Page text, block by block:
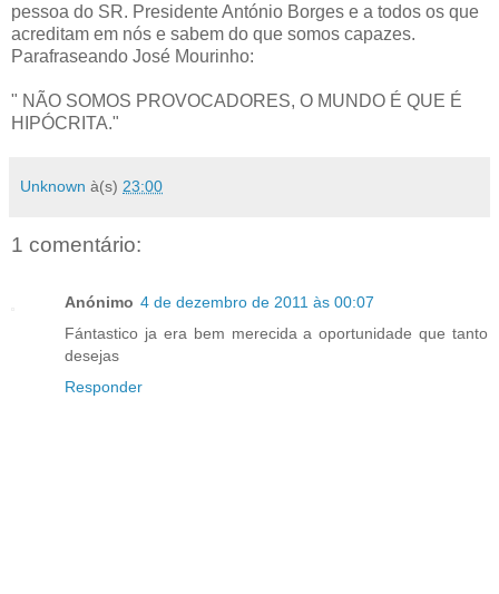
pessoa do SR. Presidente António Borges e a todos os que
acreditam em nós e sabem do que somos capazes.
Parafraseando José Mourinho:
" NÃO SOMOS PROVOCADORES, O MUNDO É QUE É
HIPÓCRITA."
Unknown à(s) 23:00
1 comentário:
Anónimo 4 de dezembro de 2011 às 00:07
Fántastico ja era bem merecida a oportunidade que tanto
desejas
Responder